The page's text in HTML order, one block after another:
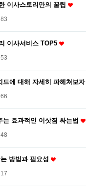
이사스토리만의 꿀팁
이사서비스 TOP5
드에 대해 자세히 파헤쳐보자
는 효과적인 이삿짐 싸는법
방법과 필요성